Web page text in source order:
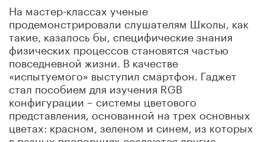
На мастер-классах ученые
продемонстрировали слушателям Школы, как
такие, казалось бы, специфические знания
физических процессов становятся частью
повседневной жизни. В качестве
«испытуемого» выступил смартфон. Гаджет
стал пособием для изучения RGB
конфигурации – системы цветового
представления, основанной на трех основных
цветах: красном, зеленом и синем, из которых